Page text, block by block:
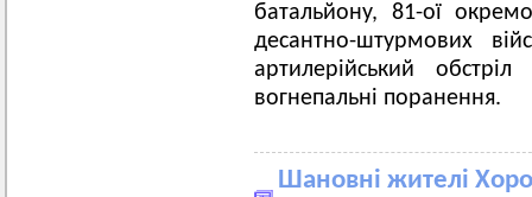
батальйону, 81-ої
десантно-штурмових
артилерійський
вогнепальні поранення.
Шановні жителі